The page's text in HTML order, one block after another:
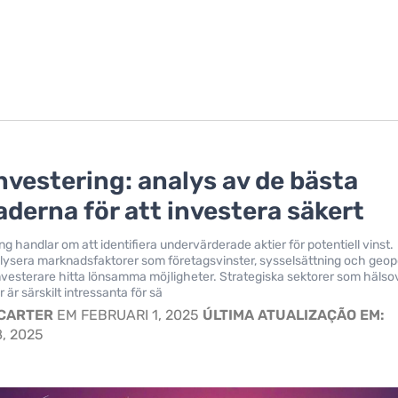
analys av de bästa
för att investera säkert
handlar om att identifiera undervärderade aktier för potentiell vinst.
marknadsfaktorer som företagsvinster, sysselsättning och
hitta lönsamma möjligheter. Strategiska sektorer som
är särskilt intressanta för sä
EM FEBRUARI 1, 2025 ÚLTIMA ATUALIZAÇÃO EM:
2025